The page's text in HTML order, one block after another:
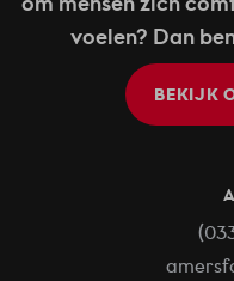
voelen? Dan
BEKIJK